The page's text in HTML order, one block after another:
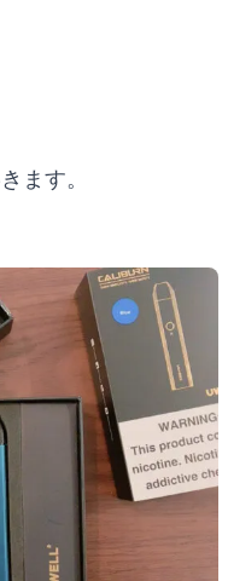
ます。